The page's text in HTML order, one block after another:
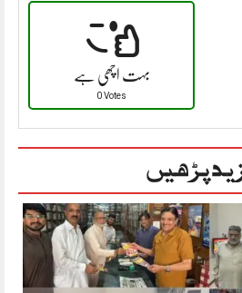
بہت اچھی ہے
0 Votes
پڑھیں